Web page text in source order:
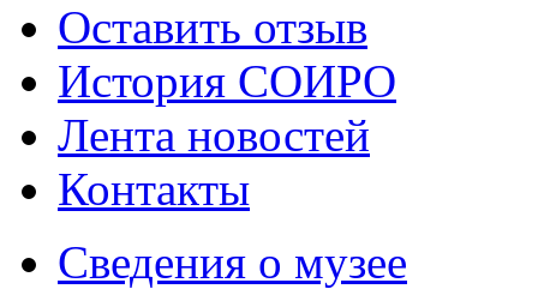
Оставить отзыв
История СОИРО
Лента новостей
Контакты
Сведения о музее